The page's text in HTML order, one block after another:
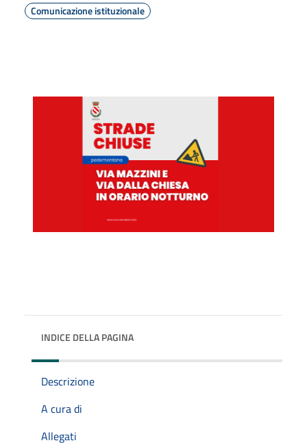
Comunicazione istituzionale
INDICE DELLA PAGINA
Descrizione
A cura di
Allegati